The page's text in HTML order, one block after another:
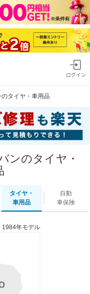
ログイン
タイヤ・車用品
ンのタイヤ・
タイヤ・
車用品
自動
車保険
1984年モデル